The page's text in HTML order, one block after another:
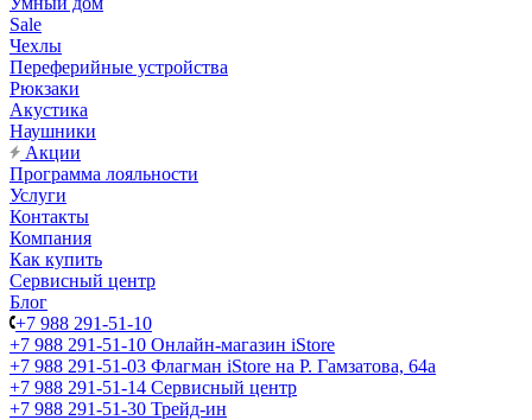
Sale
Чехлы
Переферийные устройства
Рюкзаки
Акустика
Наушники
Акции
Программа лояльности
Услуги
Контакты
Компания
Как купить
Сервисный центр
Блог
+7 988 291-51-10
+7 988 291-51-10 Онлайн-магазин iStore
+7 988 291-51-03 Флагман iStore на Р. Гамзатова, 64а
+7 988 291-51-14 Сервисный центр
+7 988 291-51-30 Трейд-ин